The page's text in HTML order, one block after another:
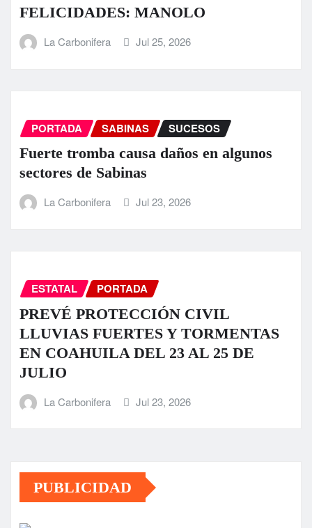
FELICIDADES: MANOLO
La Carbonifera Jul 25, 2026
PORTADA SABINAS SUCESOS
Fuerte tromba causa daños en algunos
sectores de Sabinas
La Carbonifera Jul 23, 2026
ESTATAL PORTADA
PREVÉ PROTECCIÓN CIVIL
LLUVIAS FUERTES Y TORMENTAS
EN COAHUILA DEL 23 AL 25 DE
JULIO
La Carbonifera Jul 23, 2026
PUBLICIDAD